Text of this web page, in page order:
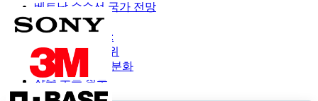
베트남 수수선 국가 전망
경쟁 환경
주요 산업 개발 :
보고서 적용 범위
보고 범위 및 세분화
자주 묻는 질문